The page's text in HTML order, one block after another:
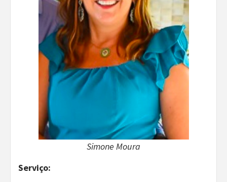
Simone Moura
Serviço: